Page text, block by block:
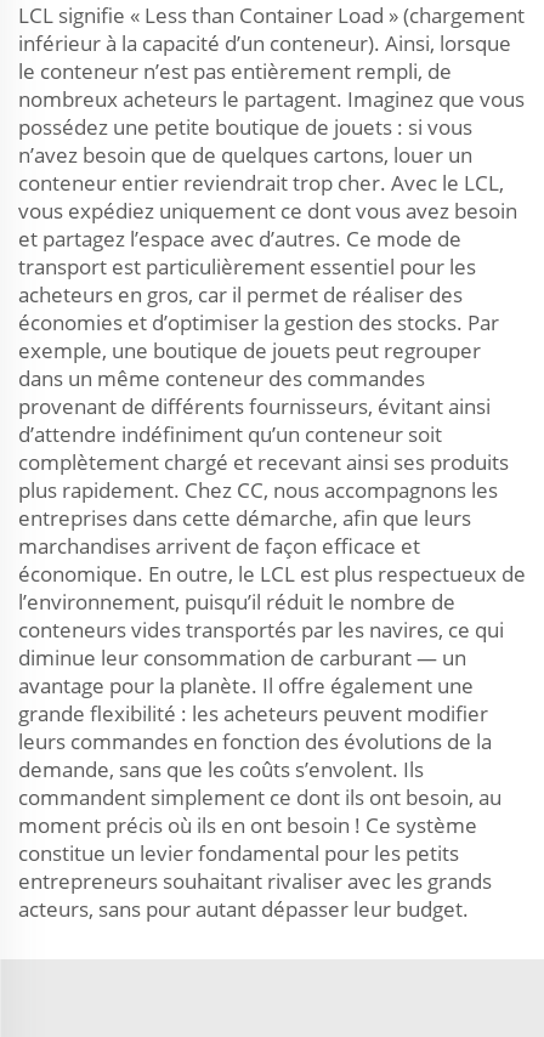
LCL signifie « Less than Container Load » (chargement
inférieur à la capacité d’un conteneur). Ainsi, lorsque
le conteneur n’est pas entièrement rempli, de
nombreux acheteurs le partagent. Imaginez que vous
possédez une petite boutique de jouets : si vous
n’avez besoin que de quelques cartons, louer un
conteneur entier reviendrait trop cher. Avec le LCL,
vous expédiez uniquement ce dont vous avez besoin
et partagez l’espace avec d’autres. Ce mode de
transport est particulièrement essentiel pour les
acheteurs en gros, car il permet de réaliser des
économies et d’optimiser la gestion des stocks. Par
exemple, une boutique de jouets peut regrouper
dans un même conteneur des commandes
provenant de différents fournisseurs, évitant ainsi
d’attendre indéfiniment qu’un conteneur soit
complètement chargé et recevant ainsi ses produits
plus rapidement. Chez CC, nous accompagnons les
entreprises dans cette démarche, afin que leurs
marchandises arrivent de façon efficace et
économique. En outre, le LCL est plus respectueux de
l’environnement, puisqu’il réduit le nombre de
conteneurs vides transportés par les navires, ce qui
diminue leur consommation de carburant — un
avantage pour la planète. Il offre également une
grande flexibilité : les acheteurs peuvent modifier
leurs commandes en fonction des évolutions de la
demande, sans que les coûts s’envolent. Ils
commandent simplement ce dont ils ont besoin, au
moment précis où ils en ont besoin ! Ce système
constitue un levier fondamental pour les petits
entrepreneurs souhaitant rivaliser avec les grands
acteurs, sans pour autant dépasser leur budget.